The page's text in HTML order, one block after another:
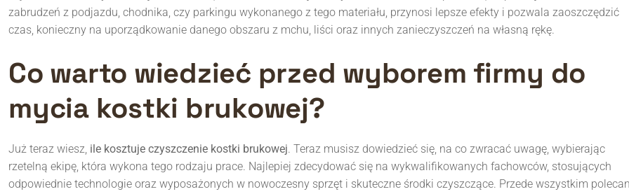
zabrudzeń z podjazdu, chodnika, czy parkingu wykonanego z tego materiału, przynosi lepsze efekty i pozwala zaoszczędzić
czas, konieczny na uporządkowanie danego obszaru z mchu, liści oraz innych zanieczyszczeń na własną rękę.
Co warto wiedzieć przed wyborem firmy do
mycia kostki brukowej?
Już teraz wiesz, ile kosztuje czyszczenie kostki brukowej. Teraz musisz dowiedzieć się, na co zwracać uwagę, wybierając
rzetelną ekipę, która wykona tego rodzaju prace. Najlepiej zdecydować się na wykwalifikowanych fachowców, stosujących
odpowiednie technologie oraz wyposażonych w nowoczesny sprzęt i skuteczne środki czyszczące. Przede wszystkim